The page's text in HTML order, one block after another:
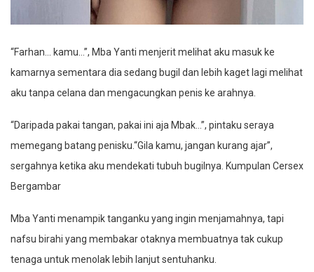
“Farhan… kamu…”, Mba Yanti menjerit melihat aku masuk ke
kamarnya sementara dia sedang bugil dan lebih kaget lagi melihat
aku tanpa celana dan mengacungkan penis ke arahnya.
“Daripada pakai tangan, pakai ini aja Mbak…”, pintaku seraya
memegang batang penisku.“Gila kamu, jangan kurang ajar”,
sergahnya ketika aku mendekati tubuh bugilnya. Kumpulan Cersex
Bergambar
Mba Yanti menampik tanganku yang ingin menjamahnya, tapi
nafsu birahi yang membakar otaknya membuatnya tak cukup
tenaga untuk menolak lebih lanjut sentuhanku.